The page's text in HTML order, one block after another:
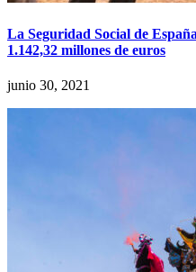
La Seguridad Social de
1.142,32 millones de euros
junio 30, 2021